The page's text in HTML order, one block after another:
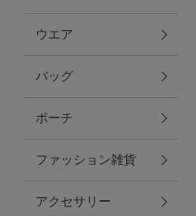
ファブリック
グリーン
バス＆ビューティー
バス＆ビューティー
タオル
ウエア
バッグ
ポーチ
ファッション雑貨
アクセサリー